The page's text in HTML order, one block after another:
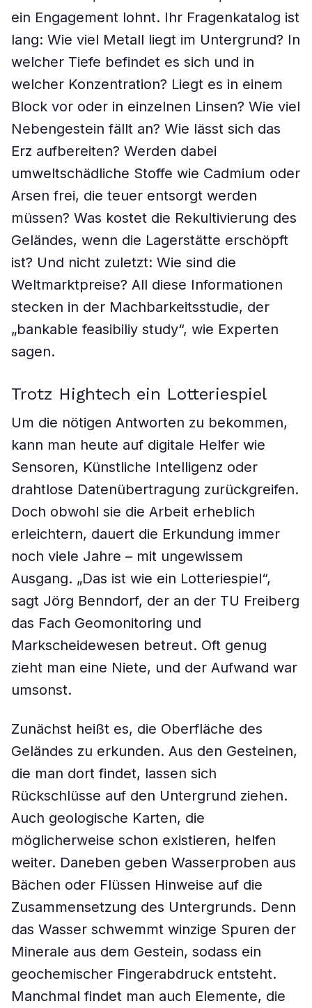
ein Engagement lohnt. Ihr Fragenkatalog ist
lang: Wie viel Metall liegt im Untergrund? In
welcher Tiefe befindet es sich und in
welcher Konzentration? Liegt es in einem
Block vor oder in einzelnen Linsen? Wie viel
Nebengestein fällt an? Wie lässt sich das
Erz aufbereiten? Werden dabei
umweltschädliche Stoffe wie Cadmium oder
Arsen frei, die teuer entsorgt werden
müssen? Was kostet die Rekultivierung des
Geländes, wenn die Lagerstätte erschöpft
ist? Und nicht zuletzt: Wie sind die
Weltmarktpreise? All diese Informationen
stecken in der Machbarkeitsstudie, der
„bankable feasibiliy study“, wie Experten
sagen.
Trotz Hightech ein Lotteriespiel
Um die nötigen Antworten zu bekommen,
kann man heute auf digitale Helfer wie
Sensoren, Künstliche Intelligenz oder
drahtlose Datenübertragung zurückgreifen.
Doch obwohl sie die Arbeit erheblich
erleichtern, dauert die Erkundung immer
noch viele Jahre – mit ungewissem
Ausgang. „Das ist wie ein Lotteriespiel“,
sagt Jörg Benndorf, der an der TU Freiberg
das Fach Geomonitoring und
Markscheidewesen betreut. Oft genug
zieht man eine Niete, und der Aufwand war
umsonst.
Zunächst heißt es, die Oberfläche des
Geländes zu erkunden. Aus den Gesteinen,
die man dort findet, lassen sich
Rückschlüsse auf den Untergrund ziehen.
Auch geologische Karten, die
möglicherweise schon existieren, helfen
weiter. Daneben geben Wasserproben aus
Bächen oder Flüssen Hinweise auf die
Zusammensetzung des Untergrunds. Denn
das Wasser schwemmt winzige Spuren der
Minerale aus dem Gestein, sodass ein
geochemischer Fingerabdruck entsteht.
Manchmal findet man auch Elemente, die